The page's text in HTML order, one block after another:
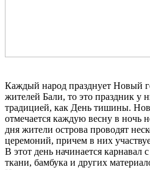
Каждый народ празднует Новый
жителей Бали, то это праздник у
традицией, как День тишины.
отмечается каждую весну в ночь
дня жители острова проводят
церемоний, причем в них
В этот день начинается
ткани, бамбука и других